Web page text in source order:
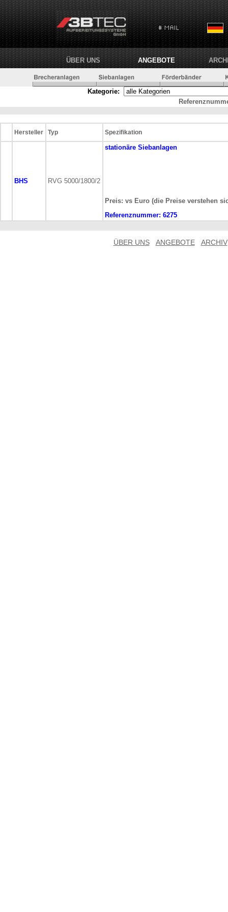
ÜBER UNS ANGEBOTE
Kategorie:
Hersteller Typ Spezifikation
BHS RVG 5000/1800/2
stationäre Siebanlagen
Preis: vs Euro (die Preise verstehen
Referenznummer: 6275
ÜBER UNS ANGEBOTE ARCHIV